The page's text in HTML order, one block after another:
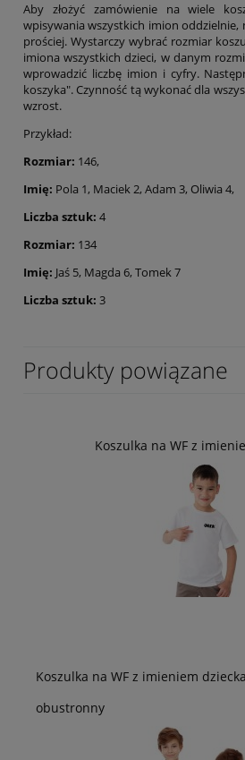
Aby złożyć zamówienie na wiele
wpisywania wszystkich imion oddzielnie,
prościej. Wystarczy wybrać rozmiar
imiona wszystkich dzieci, w danym
wprowadzić liczbę imion i cyfry.
koszyka". Czynność tą wykonać dla
wzrost.
Przykład:
Rozmiar: 146,
Imię: Pola 1, Maciek 2, Adam 3, Oliwia 4,
Liczba sztuk: 4
Rozmiar: 134
Imię: Jaś 5, Magda 6, Tomek 7
Liczba sztuk: 3
Produkty powiązane
Koszulka na WF z
Koszulka na WF z imieniem
obustronny